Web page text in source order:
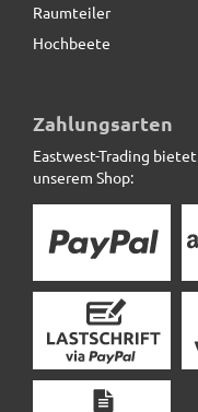
anthrazit
Raumteiler
Hochbeete
Zahlungsarten
Eastwest-Trading
unserem Shop: